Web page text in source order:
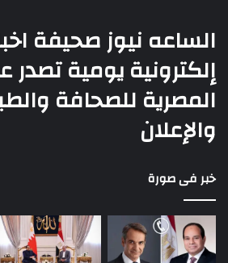
الساعه نيوز صحيفة
إلكترونية يومية
المصرية للصحافة
والإعلان
خبر فى صورة